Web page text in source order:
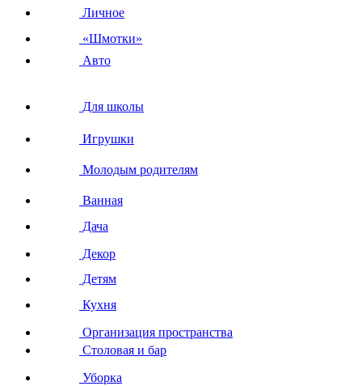
Личное
«Шмотки»
Авто
Для школы
Игрушки
Молодым родителям
Ванная
Дача
Декор
Детям
Кухня
Организация пространства
Столовая и бар
Уборка